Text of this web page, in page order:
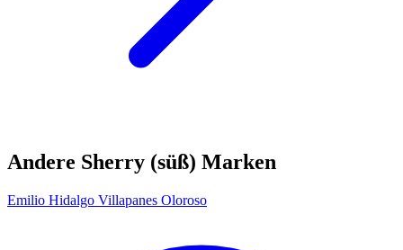
Andere Sherry (süß) Marken
Emilio Hidalgo Villapanes Oloroso